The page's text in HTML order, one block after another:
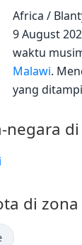
Africa /
9 August
waktu
Malawi.
yang
negara
di